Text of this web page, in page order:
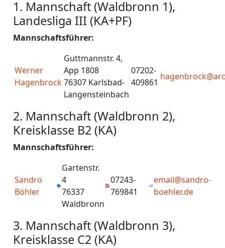
1. Mannschaft (Waldbronn 1),
Landesliga III (KA+PF)
Mannschaftsführer:
Werner
Hagenbrock
Guttmannstr. 4,
App 1808
76307 Karlsbad-
Langensteinbach
07202-
409861
2. Mannschaft (Waldbronn 2),
Kreisklasse B2 (KA)
Mannschaftsführer:
Sandro
Böhler
Gartenstr.
4
76337
Waldbronn
07243-
769841
email@sandro-
boehler.de
3. Mannschaft (Waldbronn 3),
Kreisklasse C2 (KA)